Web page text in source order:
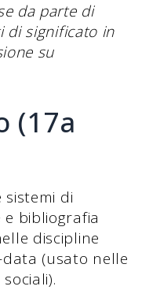
da parte di
di significato in
su
(17a
di
bibliografia
discipline
(usato nelle